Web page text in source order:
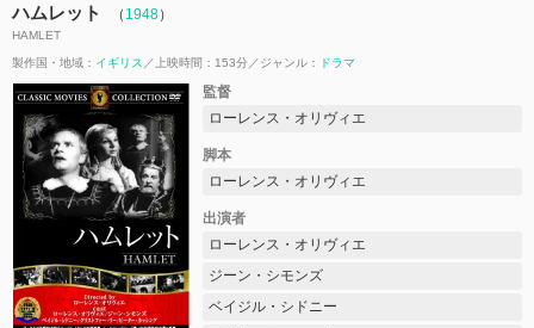
ハムレット （ 1948）
HAMLET
製作国・地域： イギリス 上映時間：153分 ジャンル： ドラマ
監督
ローレンス・オリヴィエ
脚本
ローレンス・オリヴィエ
出演者
ローレンス・オリヴィエ
ジーン・シモンズ
ベイジル・シドニー